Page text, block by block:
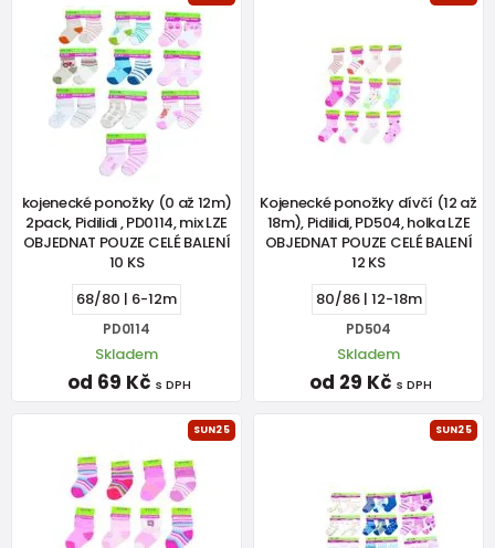
kojenecké ponožky (0 až 12m)
2pack, Pidilidi , PD0114, mix LZE
OBJEDNAT POUZE CELÉ BALENÍ
10 KS
68/80 | 6-12m
PD0114
Skladem
od 69 Kč s DPH
Kojenecké ponožky dívčí (12 až
18m), Pidilidi, PD504, holka LZE
OBJEDNAT POUZE CELÉ BALENÍ
12 KS
80/86 | 12-18m
PD504
Skladem
od 29 Kč s DPH
SUN25 SUN25